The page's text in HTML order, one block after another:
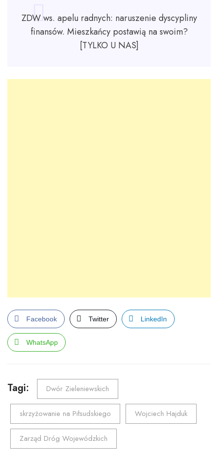
ZDW ws. apelu radnych: naruszenie dyscypliny
finansów. Mieszkańcy postawią na swoim?
[TYLKO U NAS]
Facebook Twitter LinkedIn
WhatsApp
Tagi: Dwór Zieleniewskich
skrzyżowanie na Piłsudskiego Wojciech Hajduk
Zarząd Dróg Wojewódzkich